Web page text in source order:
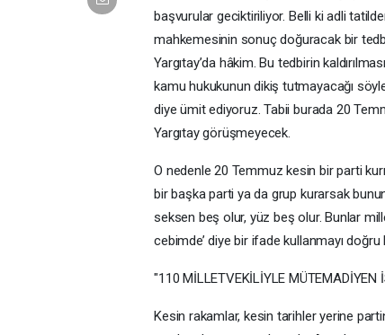
başvurular geciktiriliyor. Belli ki adli
mahkemesinin sonuç doğuracak bir
Yargıtay’da hâkim. Bu tedbirin
kamu hukukunun dikiş tutmayacağı
diye ümit ediyoruz. Tabii burada 20
Yargıtay görüşmeyecek.
O nedenle 20 Temmuz kesin bir parti
bir başka parti ya da grup kurarsak
seksen beş olur, yüz beş olur. Bunlar
cebimde’ diye bir ifade kullanmayı doğru
"110 MİLLETVEKİLİYLE MÜTEMADİYEN
Kesin rakamlar, kesin tarihler yerine